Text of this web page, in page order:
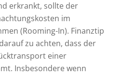
erkrankt, sollte der
im
(Rooming-In). Finanztip
zu achten, dass der
einer
Insbesondere wenn